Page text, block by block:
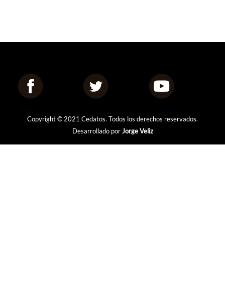
Copyright © 2021 Cedatos. Todos los derechos reservados.
Desarrollado porJorge Veliz